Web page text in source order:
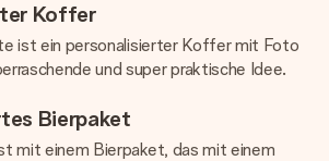
Koffer
ist ein personalisierter Koffer mit Foto
und super praktische Idee.
Bierpaket
mit einem Bierpaket, das mit einem